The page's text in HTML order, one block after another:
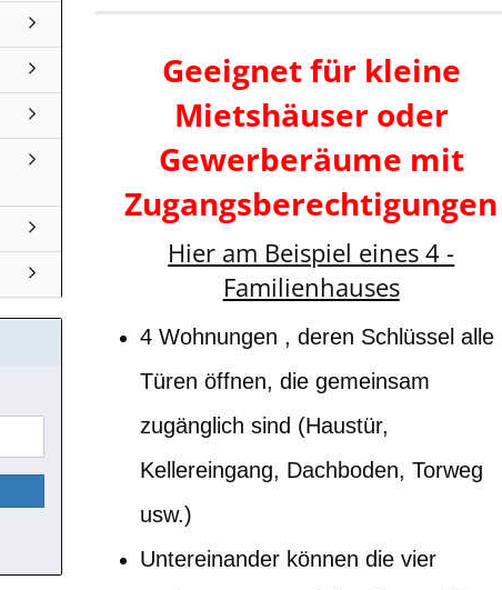
Geeignet für kleine
Mietshäuser oder
Gewerberäume mit
Zugangsberechtigungen
Hier am Beispiel eines 4 -
Familienhauses
4 Wohnungen , deren Schlüssel alle
Türen öffnen, die gemeinsam
zugänglich sind (Haustür,
Kellereingang, Dachboden, Torweg
usw.)
Untereinander können die vier